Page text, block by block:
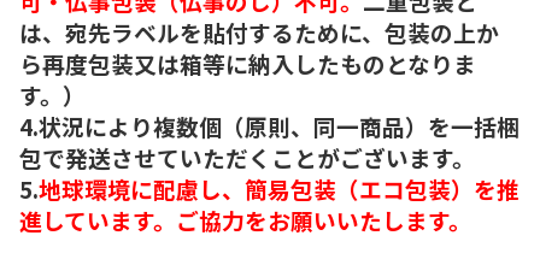
は、宛先ラベルを貼付するために、包装の上か
ら再度包装又は箱等に納入したものとなりま
す。）
4.状況により複数個（原則、同一商品）を一括梱
包で発送させていただくことがございます。
5.地球環境に配慮し、簡易包装（エコ包装）を推
進しています。ご協力をお願いいたします。